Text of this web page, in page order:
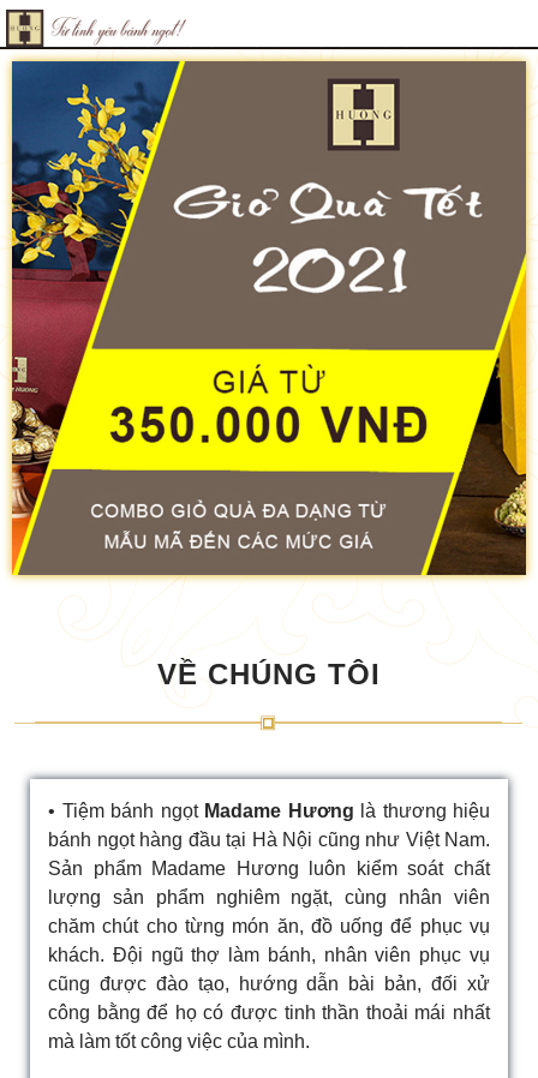
VỀ CHÚNG TÔI
• Tiệm bánh ngọt Madame Hương là thương hiệu
bánh ngọt hàng đầu tại Hà Nội cũng như Việt Nam.
Sản phẩm Madame Hương luôn kiểm soát chất
lượng sản phẩm nghiêm ngặt, cùng nhân viên
chăm chút cho từng món ăn, đồ uống để phục vụ
khách. Đội ngũ thợ làm bánh, nhân viên phục vụ
cũng được đào tạo, hướng dẫn bài bản, đối xử
công bằng để họ có được tinh thần thoải mái nhất
mà làm tốt công việc của mình.